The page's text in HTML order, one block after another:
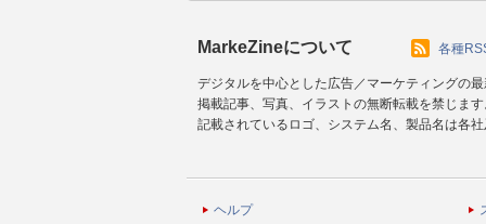
MarkeZineについて 各種
デジタルを中心とした広告／マーケティングの
掲載記事、写真、イラストの無断転載を禁じま
記載されているロゴ、システム名、製品名は各
ヘルプ